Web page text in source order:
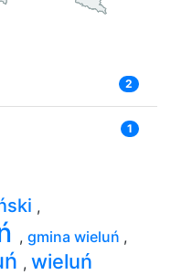
2
1
,
, gmina wieluń ,
, wieluń